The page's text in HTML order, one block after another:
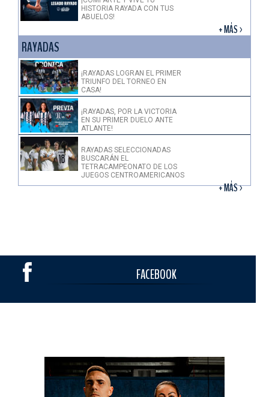
HISTORIA RAYADA CON TUS
ABUELOS!
+ MÁS >
RAYADAS
¡RAYADAS LOGRAN EL PRIMER
TRIUNFO DEL TORNEO EN
CASA!
¡RAYADAS, POR LA VICTORIA
EN SU PRIMER DUELO ANTE
ATLANTE!
RAYADAS SELECCIONADAS
BUSCARÁN EL
TETRACAMPEONATO DE LOS
JUEGOS CENTROAMERICANOS
+ MÁS >
FACEBOOK